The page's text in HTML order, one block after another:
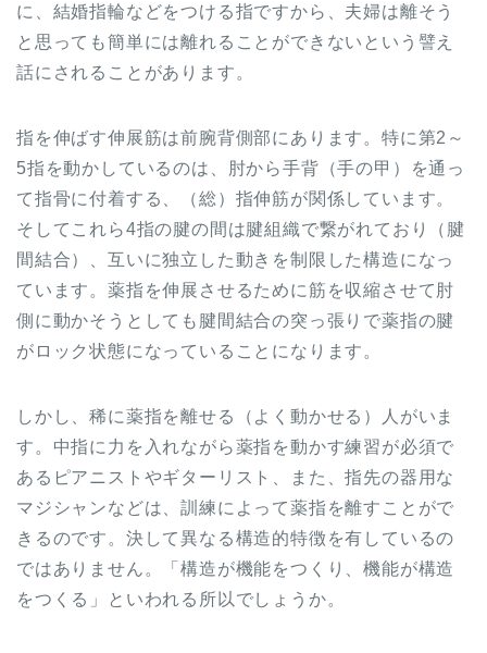
に、結婚指輪などをつける指ですから、夫婦は離そう
と思っても簡単には離れることができないという譬え
話にされることがあります。
指を伸ばす伸展筋は前腕背側部にあります。特に第2～
5指を動かしているのは、肘から手背（手の甲）を通っ
て指骨に付着する、（総）指伸筋が関係しています。
そしてこれら4指の腱の間は腱組織で繋がれており（腱
間結合）、互いに独立した動きを制限した構造になっ
ています。薬指を伸展させるために筋を収縮させて肘
側に動かそうとしても腱間結合の突っ張りで薬指の腱
がロック状態になっていることになります。
しかし、稀に薬指を離せる（よく動かせる）人がいま
す。中指に力を入れながら薬指を動かす練習が必須で
あるピアニストやギターリスト、また、指先の器用な
マジシャンなどは、訓練によって薬指を離すことがで
きるのです。決して異なる構造的特徴を有しているの
ではありません。「構造が機能をつくり、機能が構造
をつくる」といわれる所以でしょうか。